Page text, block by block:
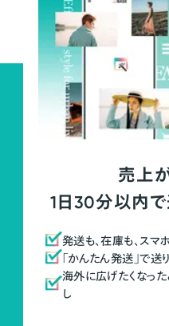
売上
1日30分以内
発送も、在庫も、スマ
「かんたん発送」で
海外に広げたくなっ
し